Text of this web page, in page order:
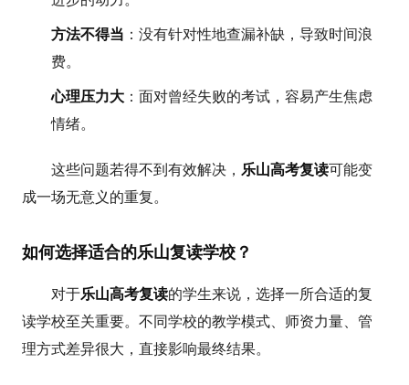
方法不得当 ：没有针对性地查漏补缺，导致时间浪
费。
心理压力大 ：面对曾经失败的考试，容易产生焦虑
情绪。
这些问题若得不到有效解决， 乐山高考复读可能变
成一场无意义的重复。
如何选择适合的乐山复读学校？
对于乐山高考复读的学生来说，选择一所合适的复
读学校至关重要。不同学校的教学模式、师资力量、管
理方式差异很大，直接影响最终结果。